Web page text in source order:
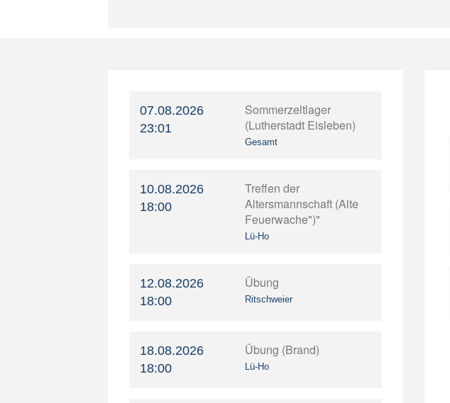
07.08.2026
23:01
Sommerzeltlager
(Lutherstadt Eisleben)
Gesamt
10.08.2026
18:00
Treffen der
Altersmannschaft (Alte
Feuerwache")"
Lü-Ho
12.08.2026
18:00
Übung
Ritschweier
18.08.2026
18:00
Übung (Brand)
Lü-Ho